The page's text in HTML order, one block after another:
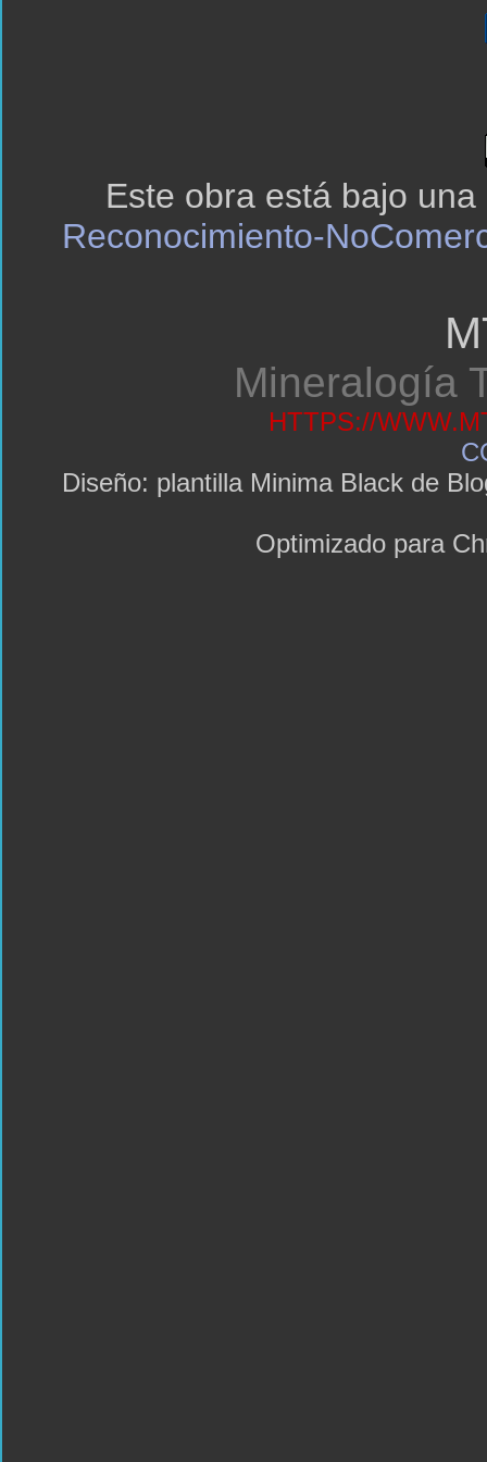
Este obra está bajo una
Reconocimiento-
Mineralogía
HTTPS://
Diseño: plantilla Minima Black de
Optimizado para